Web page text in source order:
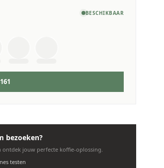
BESCHIKBAAR
bezoeken?
ontdek jouw perfecte koffie-oplossing.
testen